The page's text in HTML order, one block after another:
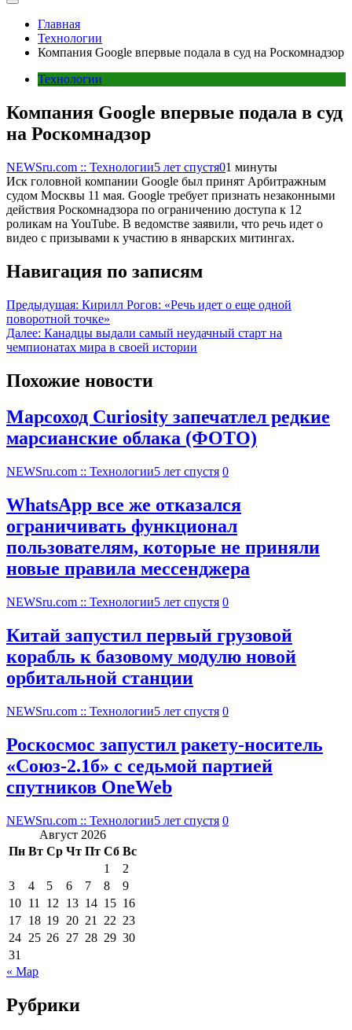
Главная
Технологии
Компания Google впервые подала в суд на Роскомнадзор
Технологии
Компания Google впервые подала в суд
на Роскомнадзор
NEWSru.com :: Технологии5 лет спустя01 минуты
Иск головной компании Google был принят Арбитражным
судом Москвы 11 мая. Google требует признать незаконными
действия Роскомнадзора по ограничению доступа к 12
роликам на YouTube. В ведомстве заявили, что речь идет о
видео с призывами к участию в январских митингах.
Навигация по записям
Предыдущая: Кирилл Рогов: «Речь идет о еще одной
поворотной точке»
Далее: Канадцы выдали самый неудачный старт на
чемпионатах мира в своей истории
Похожие новости
Марсоход Curiosity запечатлел редкие
марсианские облака (ФОТО)
NEWSru.com :: Технологии5 лет спустя 0
WhatsApp все же отказался
ограничивать функционал
пользователям, которые не приняли
новые правила мессенджера
NEWSru.com :: Технологии5 лет спустя 0
Китай запустил первый грузовой
корабль к базовому модулю новой
орбитальной станции
NEWSru.com :: Технологии5 лет спустя 0
Роскосмос запустил ракету-носитель
«Союз-2.1б» с седьмой партией
спутников OneWeb
NEWSru.com :: Технологии5 лет спустя 0
Август 2026
Пн Вт Ср Чт Пт Сб Вс
1
2
3
4 5 6 7 8
9
10 11 12 13 14 15 16
17 18 19 20 21 22 23
24 25 26 27 28 29 30
31
« Мар
Рубрики